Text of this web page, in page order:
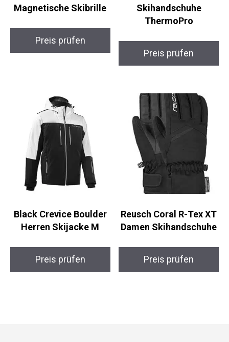
Blickfeld VisionX
Magnetische Skibrille
WinterTouch
ThermoPro
Black Crevice Boulder
Preis prüfen
Reusch Coral R-Tex XT
Preis prüfen